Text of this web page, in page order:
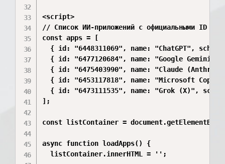
<script>
// Список ИИ-приложений с официальными ID
const apps = [
{ id: "6448311069", name: "ChatGPT",
{ id: "6477120684", name: "Google Gemini",
{ id: "6475403990", name: "Claude
{ id: "6453117818", name: "Microsoft
{ id: "6473111535", name: "Grok (X)",
];
const listContainer =
async function loadApps() {
  listContainer.innerHTML = '';